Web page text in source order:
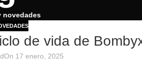
novedades
de vida de
On 17 enero, 2025